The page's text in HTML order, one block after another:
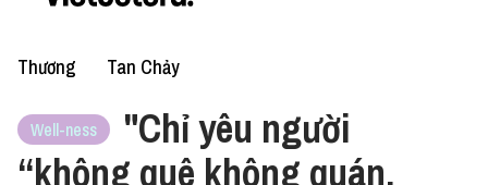
Thương Tan Chảy
Well-ness
"Chỉ yêu người
“không quê không quán,